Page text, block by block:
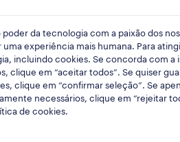
da tecnologia com a paixão dos
uma experiência mais humana. Para
incluindo cookies. Se concorda com a
clique em “aceitar todos”. Se quiser
clique em “confirmar seleção”. Se
necessários, clique em “rejeitar
de cookies.